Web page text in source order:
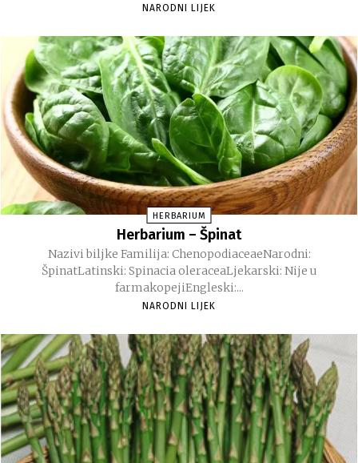
NARODNI LIJEK
HERBARIUM
Herbarium – Špinat
Nazivi biljke Familija: ChenopodiaceaeNarodni:
ŠpinatLatinski: Spinacia oleraceaLjekarski: Nije u
farmakopejiEngleski:...
NARODNI LIJEK